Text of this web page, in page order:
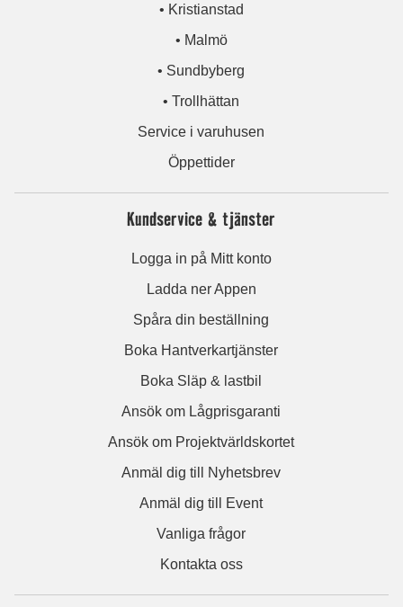
• Kristianstad
• Malmö
• Sundbyberg
• Trollhättan
Service i varuhusen
Öppettider
Kundservice & tjänster
Logga in på Mitt konto
Ladda ner Appen
Spåra din beställning
Boka Hantverkartjänster
Boka Släp & lastbil
Ansök om Lågprisgaranti
Ansök om Projektvärldskortet
Anmäl dig till Nyhetsbrev
Anmäl dig till Event
Vanliga frågor
Kontakta oss